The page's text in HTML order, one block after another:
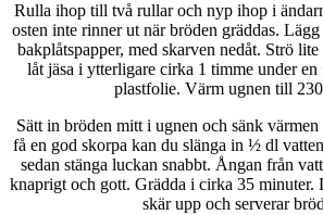
Rulla ihop till två rullar och nyp ihop i
osten inte rinner ut när bröden gräddas.
bakplåtspapper, med skarven nedåt. Strö
låt jäsa i ytterligare cirka 1 timme under
plastfolie. Värm ugnen till
Sätt in bröden mitt i ugnen och sänk
få en god skorpa kan du slänga in ½ dl
sedan stänga luckan snabbt. Ångan från
knaprigt och gott. Grädda i cirka 35 minuter.
skär upp och serverar